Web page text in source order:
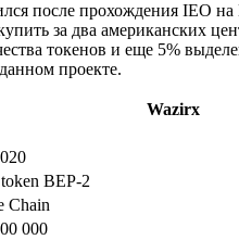
после прохождения IEO на
за два американских
токенов и еще 5%
проекте.
Wazirx
BEP-2
Chain
000